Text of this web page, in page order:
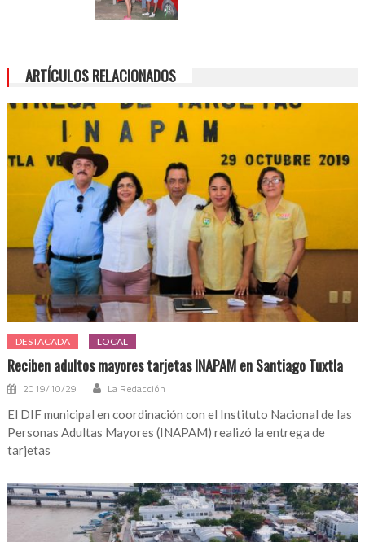
ARTÍCULOS RELACIONADOS
DESTACADA LOCAL
Reciben adultos mayores tarjetas INAPAM en Santiago Tuxtla
2019/10/29 La Redacción
El DIF municipal en coordinación con el Instituto Nacional de las
Personas Adultas Mayores (INAPAM) realizó la entrega de
tarjetas